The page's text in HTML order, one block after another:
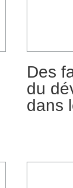
Des
du
dans